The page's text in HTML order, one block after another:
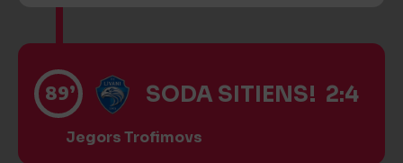
89’ SODA SITIENS! 2:4
Jegors Trofimovs